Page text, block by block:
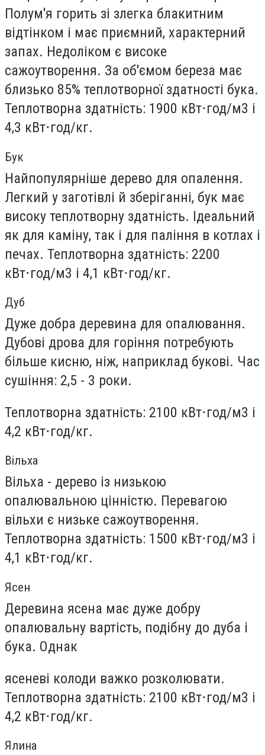
Полум'я горить зі злегка блакитним
відтінком і має приємний, характерний
запах. Недоліком є високе
сажоутворення. За об'ємом береза має
близько 85% теплотворної здатності бука.
Теплотворна здатність: 1900 кВт⋅год/м3 і
4,3 кВт⋅год/кг.
Бук
Найпопулярніше дерево для опалення.
Легкий у заготівлі й зберіганні, бук має
високу теплотворну здатність. Ідеальний
як для каміну, так і для паління в котлах і
печах. Теплотворна здатність: 2200
кВт⋅год/м3 і 4,1 кВт⋅год/кг.
Дуб
Дуже добра деревина для опалювання.
Дубові дрова для горіння потребують
більше кисню, ніж, наприклад букові. Час
сушіння: 2,5 - 3 роки.
Теплотворна здатність: 2100 кВт⋅год/м3 і
4,2 кВт⋅год/кг.
Вільха
Вільха - дерево із низькою
опалювальною цінністю. Перевагою
вільхи є низьке сажоутворення.
Теплотворна здатність: 1500 кВт⋅год/м3 і
4,1 кВт⋅год/кг.
Ясен
Деревина ясена має дуже добру
опалювальну вартість, подібну до дуба і
бука. Однак
ясеневі колоди важко розколювати.
Теплотворна здатність: 2100 кВт⋅год/м3 і
4,2 кВт⋅год/кг.
Ялина